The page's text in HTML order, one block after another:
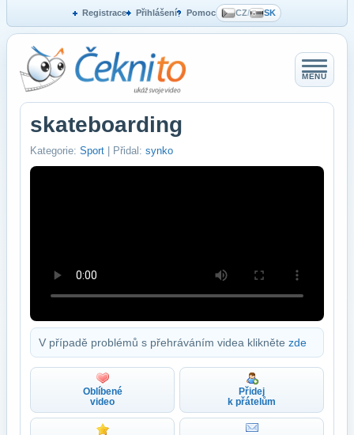
Registrace Přihlášení Pomoc CZ/ SK
MENU
skateboarding
Kategorie: Sport | Přidal: synko
V případě problémů s přehráváním videa klikněte zde
Oblíbené
video
Přidej
k přátelům